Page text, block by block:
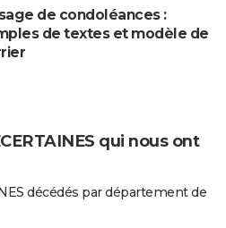
de condoléances :
de textes et modèle de
qui nous ont
décédés par département de